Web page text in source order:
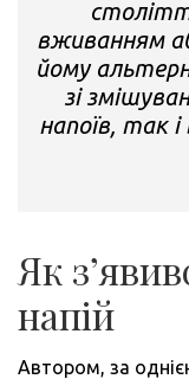
вживанням
йому
зі
напоїв, так
Як
напій
Автором, за